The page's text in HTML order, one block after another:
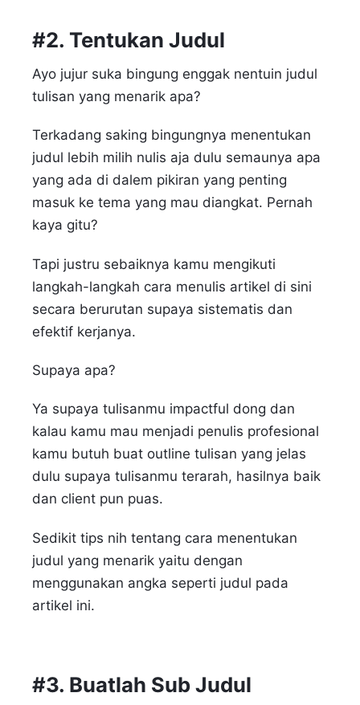
#2. Tentukan Judul
Ayo jujur suka bingung enggak nentuin judul
tulisan yang menarik apa?
Terkadang saking bingungnya menentukan
judul lebih milih nulis aja dulu semaunya apa
yang ada di dalem pikiran yang penting
masuk ke tema yang mau diangkat. Pernah
kaya gitu?
Tapi justru sebaiknya kamu mengikuti
langkah-langkah cara menulis artikel di sini
secara berurutan supaya sistematis dan
efektif kerjanya.
Supaya apa?
Ya supaya tulisanmu impactful dong dan
kalau kamu mau menjadi penulis profesional
kamu butuh buat outline tulisan yang jelas
dulu supaya tulisanmu terarah, hasilnya baik
dan client pun puas.
Sedikit tips nih tentang cara menentukan
judul yang menarik yaitu dengan
menggunakan angka seperti judul pada
artikel ini.
#3. Buatlah Sub Judul